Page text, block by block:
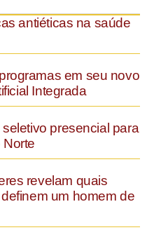
antiéticas na saúde
em seu novo
Integrada
presencial para
revelam quais
um homem de